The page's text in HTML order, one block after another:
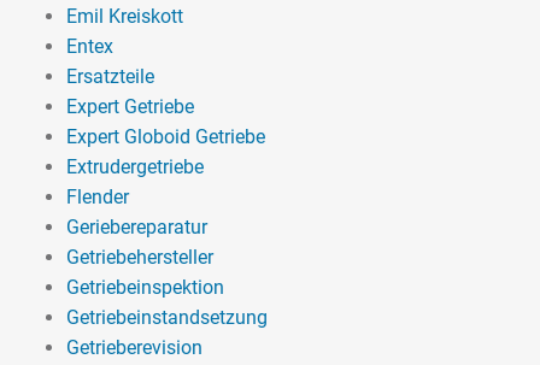
Emil Kreiskott
Entex
Ersatzteile
Expert Getriebe
Expert Globoid Getriebe
Extrudergetriebe
Flender
Geriebereparatur
Getriebehersteller
Getriebeinspektion
Getriebeinstandsetzung
Getrieberevision